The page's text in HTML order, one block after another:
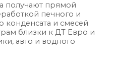
получают прямой
печного и
конденсата и смесей
близки к ДТ Евро и
авто и водного